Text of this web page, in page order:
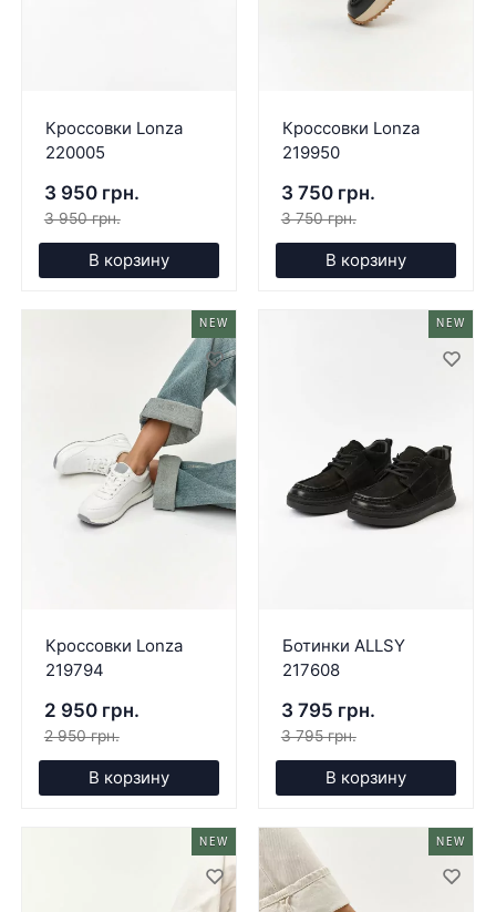
Кроссовки Lonza
220005
3 950 грн.
3 950 грн.
В корзину
Кроссовки Lonza
219950
3 750 грн.
3 750 грн.
В корзину
NEW
Кроссовки Lonza
219794
2 950 грн.
2 950 грн.
В корзину
NEW
Ботинки ALLSY
217608
3 795 грн.
3 795 грн.
В корзину
NEW NEW